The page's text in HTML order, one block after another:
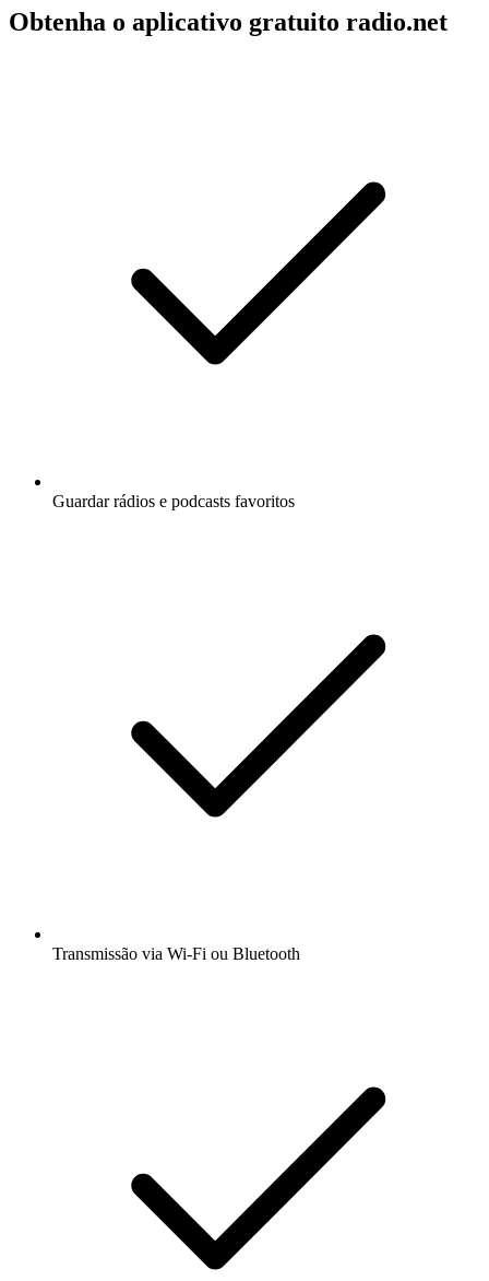
Obtenha o aplicativo gratuito radio.net
Guardar rádios e podcasts favoritos
Transmissão via Wi-Fi ou Bluetooth